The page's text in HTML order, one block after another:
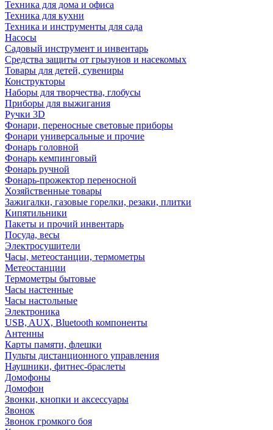
Техника для дома и офиса
Техника для кухни
Техника и инструменты для сада
Насосы
Садовый инструмент и инвентарь
Средства защиты от грызунов и насекомых
Товары для детей, сувениры
Конструкторы
Наборы для творчества, глобусы
Приборы для выжигания
Ручки 3D
Фонари, переносные световые приборы
Фонари универсальные и прочие
Фонарь головной
Фонарь кемпинговый
Фонарь ручной
Фонарь-прожектор переносной
Хозяйственные товары
Зажигалки, газовые горелки, резаки, плитки
Кипятильники
Пакеты и прочий инвентарь
Посуда, весы
Электросушители
Часы, метеостанции, термометры
Метеостанции
Термометры бытовые
Часы настенные
Часы настольные
Электроника
USB, AUX, Bluetooth компоненты
Антенны
Карты памяти, флешки
Пульты дистанционного управления
Наушники, фитнес-браслеты
Домофоны
Домофон
Звонки, кнопки и аксессуары
Звонок
Звонок громкого боя